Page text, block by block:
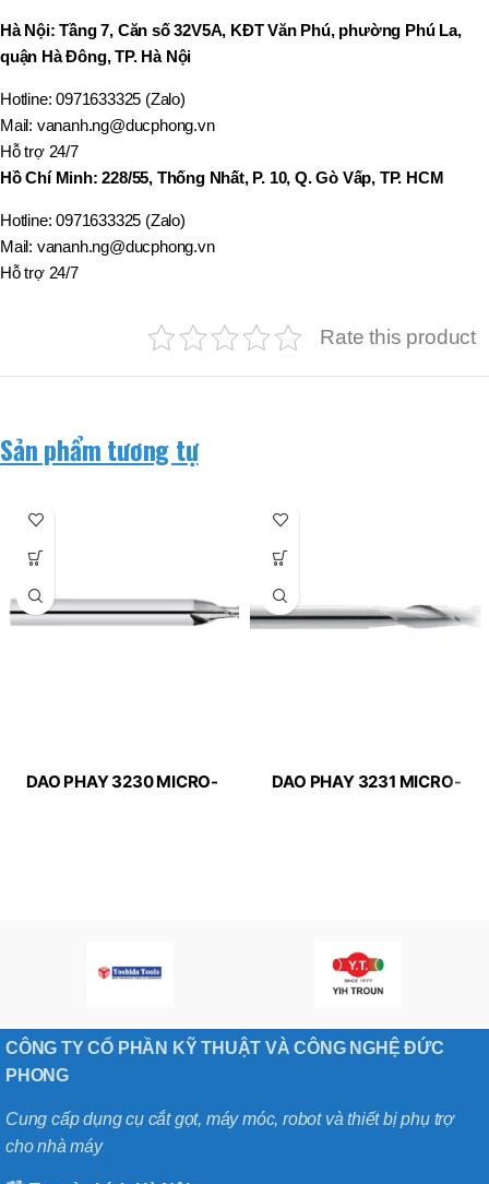
Hà Nội: Tầng 7, Căn số 32V5A, KĐT Văn Phú, phường Phú La,
quận Hà Đông, TP. Hà Nội
Hotline: 0971633325 (Zalo)
Mail: vananh.ng@ducphong.vn
Hỗ trợ 24/7
Hồ Chí Minh: 228/55, Thống Nhất, P. 10, Q. Gò Vấp, TP. HCM
Hotline: 0971633325 (Zalo)
Mail: vananh.ng@ducphong.vn
Hỗ trợ 24/7
Rate this product
Sản phẩm tương tự
DAO PHAY 3230 MICRO-
DAO PHAY 3231 MICRO-
CÔNG TY CỔ PHẦN KỸ THUẬT VÀ CÔNG NGHỆ ĐỨC
PHONG
Cung cấp dụng cụ cắt gọt, máy móc, robot và thiết bị phụ trợ
cho nhà máy